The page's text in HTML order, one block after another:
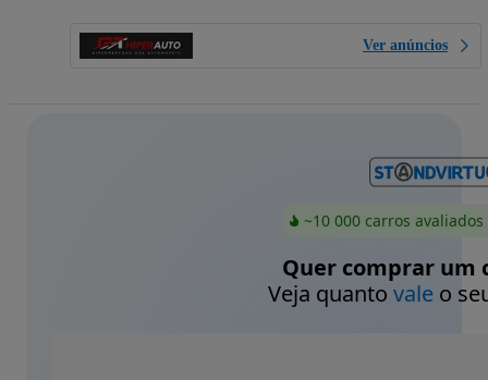
Ver anúncios
~10 000 carros
Quer comprar um
Veja quanto valeo